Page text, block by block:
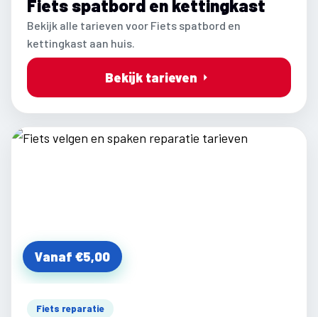
Fiets spatbord en kettingkast
Bekijk alle tarieven voor Fiets spatbord en
kettingkast aan huis.
Bekijk tarieven
Vanaf €5,00
Fiets reparatie